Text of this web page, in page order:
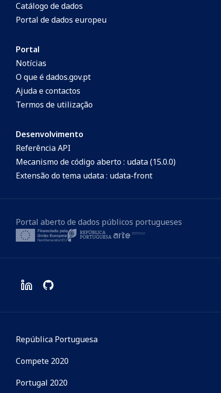
Catálogo de dados
Portal de dados europeu
Portal
Notícias
O que é dados.gov.pt
Ajuda e contactos
Termos de utilização
Desenvolvimento
Referência API
Mecanismo de código aberto : udata (15.0.0)
Extensão do tema udata : udata-front
Portal aberto de dados públicos portugueses
República Portuguesa
Compete 2020
Portugal 2020